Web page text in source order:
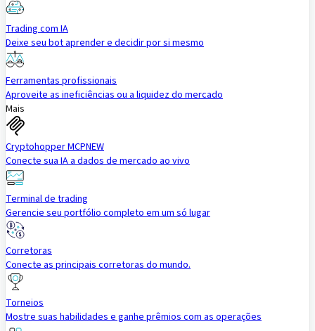
Trading com IA
Deixe seu bot aprender e decidir por si mesmo
Ferramentas profissionais
Aproveite as ineficiências ou a liquidez do mercado
Mais
Cryptohopper MCPNEW
Conecte sua IA a dados de mercado ao vivo
Terminal de trading
Gerencie seu portfólio completo em um só lugar
Corretoras
Conecte as principais corretoras do mundo.
Torneios
Mostre suas habilidades e ganhe prêmios com as operações